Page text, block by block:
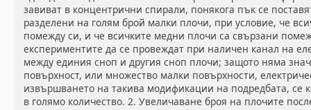
завиват в концентрични спирали, понякога пък се
разделени на голям брой малки плочи, при условие, че
помежду си, и че всичките медни плочи са свързани
експериментите да се провеждат при наличен канал на
между единия сноп и другия сноп плочи; защото няма
повърхност, или множество малки повърхности,
извършването на такива модификации на подредбата, се
в голямо количество. 2. Увеличаване броя на плочите